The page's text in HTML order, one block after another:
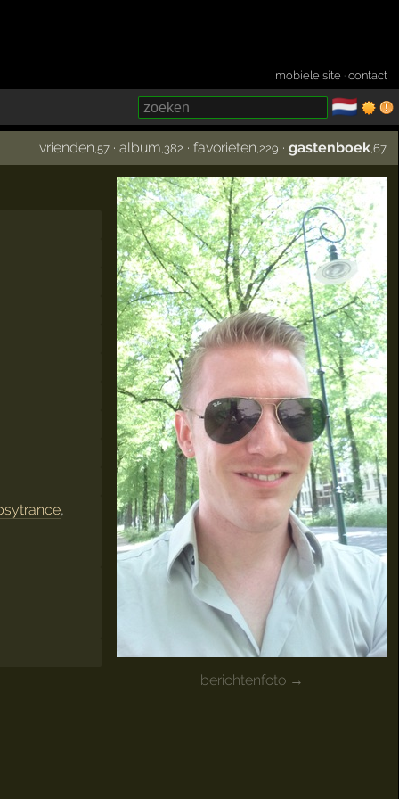
mobiele site ·contact
🇳🇱
vrienden ,57 ·album ,382 ·favorieten ,229 ·gastenboek,67
berichtenfoto →
,